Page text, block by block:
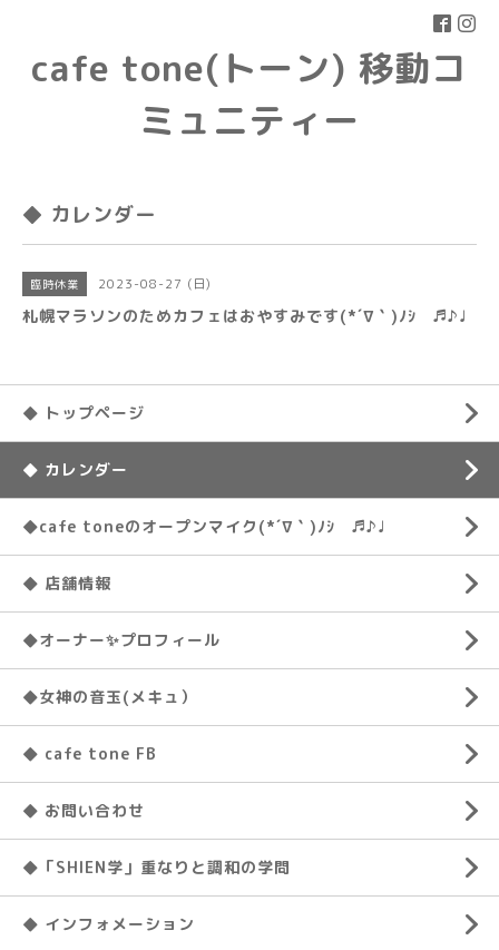
cafe tone(トーン) 移動コ
ミュニティー
◆ カレンダー
臨時休業 2023-08-27 (日)
札幌マラソンのためカフェはおやすみです(*´∇｀)ﾉｼ ♬♪♩
◆ トップページ
◆ カレンダー
◆cafe toneのオープンマイク(*´∇｀)ﾉｼ ♬♪♩
◆ 店舗情報
◆オーナー✨プロフィール
◆女神の音玉(メキュ）
◆ cafe tone FB
◆ お問い合わせ
◆「SHIEN学」重なりと調和の学問
◆ インフォメーション